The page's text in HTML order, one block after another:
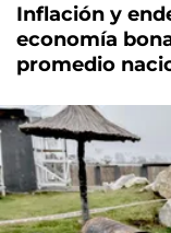
Inflación y
economía
promedio